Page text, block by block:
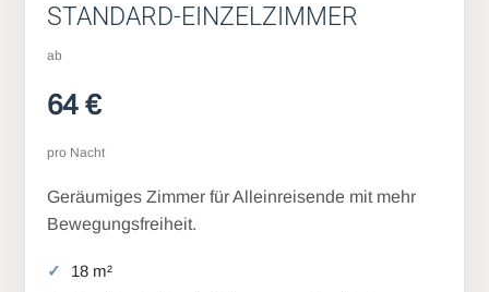
STANDARD-EINZELZIMMER
ab
64 €
pro Nacht
Geräumiges Zimmer für Alleinreisende mit mehr
Bewegungsfreiheit.
18 m²